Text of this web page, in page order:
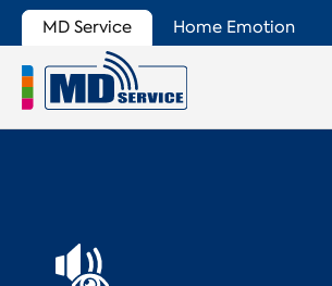
MD Service Home Emotion